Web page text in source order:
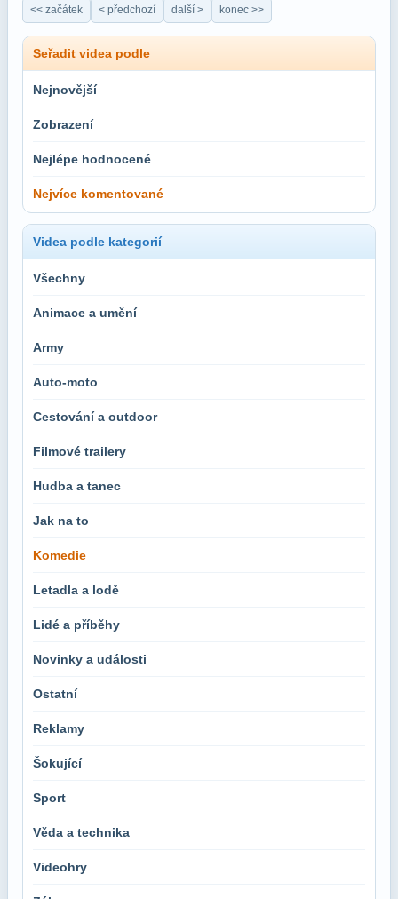
<< začátek < předchozí další > konec >>
Seřadit videa podle
Nejnovější
Zobrazení
Nejlépe hodnocené
Nejvíce komentované
Videa podle kategorií
Všechny
Animace a umění
Army
Auto-moto
Cestování a outdoor
Filmové trailery
Hudba a tanec
Jak na to
Komedie
Letadla a lodě
Lidé a příběhy
Novinky a události
Ostatní
Reklamy
Šokující
Sport
Věda a technika
Videohry